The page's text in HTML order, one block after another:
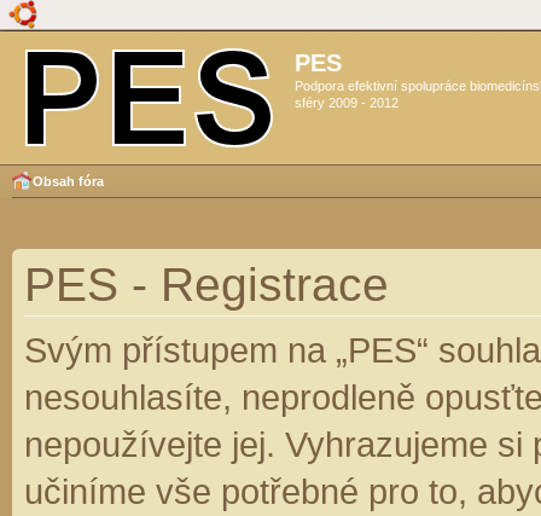
PES
Podpora efektivní spolupráce
sféry 2009 - 2012
Obsah fóra
PES - Registrace
Svým přístupem na „PES“
nesouhlasíte, neprodleně
nepoužívejte jej. Vyhrazujeme
učiníme vše potřebné pro to,